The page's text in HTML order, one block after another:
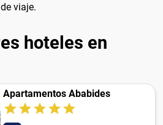
viaje.
hoteles en
Apartamentos Ababides